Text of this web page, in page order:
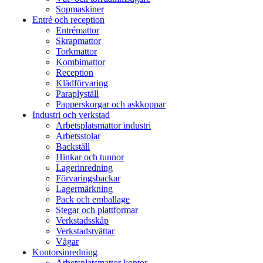
Sopmaskiner
Entré och reception
Entrémattor
Skrapmattor
Torkmattor
Kombimattor
Reception
Klädförvaring
Paraplyställ
Papperskorgar och askkoppar
Industri och verkstad
Arbetsplatsmattor industri
Arbetsstolar
Backställ
Hinkar och tunnor
Lagerinredning
Förvaringsbackar
Lagermärkning
Pack och emballage
Stegar och plattformar
Verkstadsskåp
Verkstadstvättar
Vågar
Kontorsinredning